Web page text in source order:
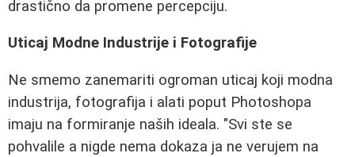
drastično da promene percepciju.
Uticaj Modne Industrije i Fotografije
Ne smemo zanemariti ogroman uticaj koji modna
industrija, fotografija i alati poput Photoshopa
imaju na formiranje naših ideala. "Svi ste se
pohvalile a nigde nema dokaza ja ne verujem na